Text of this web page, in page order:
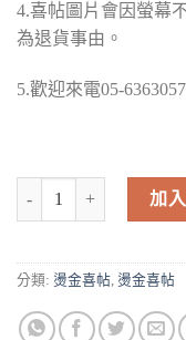
4.喜帖圖片會因螢幕
為退貨事由。
5.歡迎來電05-
加
分類: 燙金喜帖 燙金喜帖